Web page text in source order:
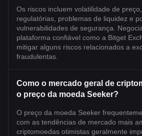
Os riscos incluem volatilidade de
regulatórias, problemas de liquidez e
vulnerabilidades de segurança.
plataforma confiável como a Bitget
mitigar alguns riscos relacionados a
fraudulentas.
Como o mercado geral de
o preço da moeda Seeker?
O preço da moeda Seeker
com as tendências de mercado mais
criptomoedas otimistas geralmente